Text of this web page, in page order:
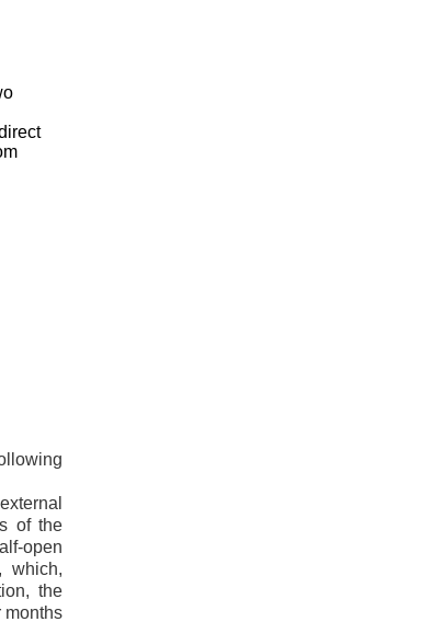
of the
open
which,
the
months